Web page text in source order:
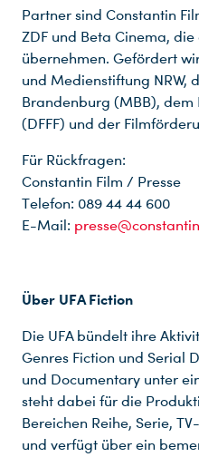
Partner sind Constantin
ZDF und Beta Cinema,
übernehmen. Gefördert
und Medienstiftung
Brandenburg (MBB),
(DFFF) und der
Für Rückfragen:
Constantin Film / Presse
Telefon: 089 44 44 600
E-Mail:
Über UFA Fiction
Die UFA bündelt ihre
Genres Fiction und Serial
und Documentary unter
steht dabei für die
Bereichen Reihe, Serie,
und verfügt über ein